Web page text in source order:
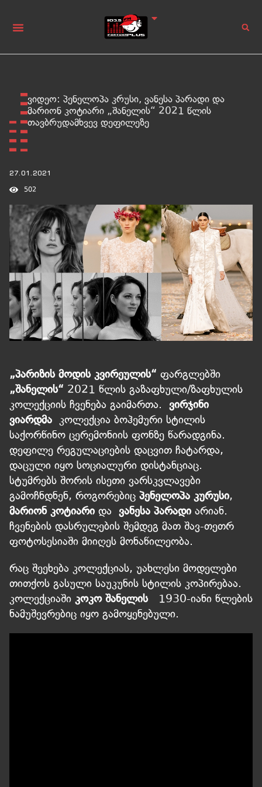
ვიდეო: პენელოპა კრუსი, ვანესა პარადი და
მარიონ კოტიარი „შანელის“ 2021 წლის
თავბრუდამხვევ დეფილეზე
27.01.2021
502
„პარიზის მოდის კვირეულის“ ფარგლებში
„შანელის“ 2021 წლის გაზაფხული/ზაფხულის
კოლექციის ჩვენება გაიმართა. ვირჯინი
ვიარდმა კოლექცია ბოჰემური სტილის
საქორწინო ცერემონიის ფონზე წარადგინა.
დეფილე რეგულაციების დაცვით ჩატარდა,
დაცული იყო სოციალური დისტანციაც.
სტუმრებს შორის ისეთი ვარსკვლავები
გამოჩნდნენ, როგორებიც პენელოპა კურუსი,
მარიონ კოტიარი და ვანესა პარადი არიან.
ჩვენების დასრულების შემდეგ მათ შავ-თეთრ
ფოტოსესიაში მიიღეს მონაწილეობა.
რაც შეეხება კოლექციას, უახლესი მოდელები
თითქოს გასული საუკუნის სტილის კოპირებაა.
კოლექციაში კოკო შანელის
1930-იანი წლების
ნამუშევრებიც იყო გამოყენებული.